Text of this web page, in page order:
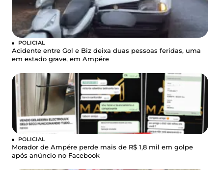
POLICIAL
Acidente entre Gol e Biz deixa duas pessoas feridas, uma
em estado grave, em Ampére
POLICIAL
Morador de Ampére perde mais de R$ 1,8 mil em golpe
após anúncio no Facebook